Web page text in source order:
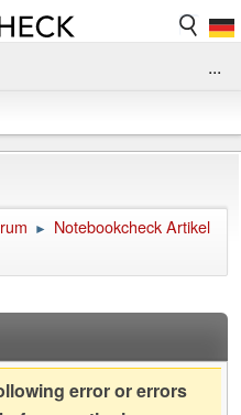
...
► Notebookcheck Artikel
error or errors